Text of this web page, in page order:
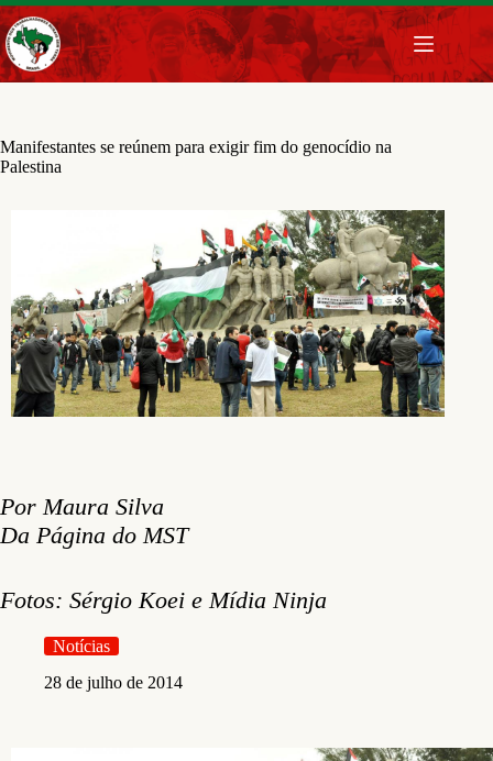
Pular
para
o
conteúdo
Manifestantes se reúnem para exigir fim do genocídio na
Palestina
Por Maura Silva
Da Página do MST
Fotos: Sérgio Koei e Mídia Ninja
Notícias
28 de julho de 2014